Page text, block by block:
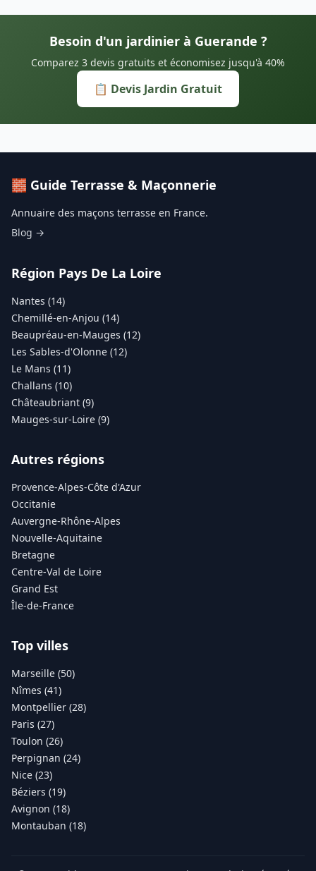
Besoin d'un jardinier à Guerande ?
Comparez 3 devis gratuits et économisez jusqu'à 40%
📋 Devis Jardin Gratuit
🧱 Guide Terrasse & Maçonnerie
Annuaire des maçons terrasse en France.
Blog →
Région Pays De La Loire
Nantes (14)
Chemillé-en-Anjou (14)
Beaupréau-en-Mauges (12)
Les Sables-d'Olonne (12)
Le Mans (11)
Challans (10)
Châteaubriant (9)
Mauges-sur-Loire (9)
Autres régions
Provence-Alpes-Côte d'Azur
Occitanie
Auvergne-Rhône-Alpes
Nouvelle-Aquitaine
Bretagne
Centre-Val de Loire
Grand Est
Île-de-France
Top villes
Marseille (50)
Nîmes (41)
Montpellier (28)
Paris (27)
Toulon (26)
Perpignan (24)
Nice (23)
Béziers (19)
Avignon (18)
Montauban (18)